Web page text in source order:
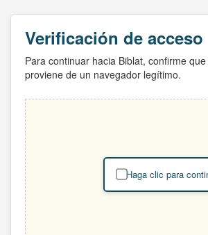
Verificación de acceso
Para continuar hacia Biblat, confirme
proviene de un navegador legítimo.
Haga clic para